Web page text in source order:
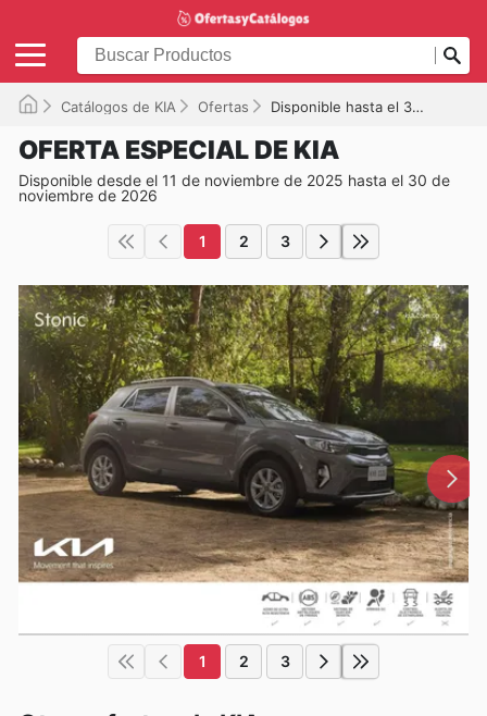
Catálogos de KIA Ofertas Disponible hasta el 30/11/2026
OFERTA ESPECIAL DE KIA
Disponible desde el 11 de noviembre de 2025 hasta el 30 de
noviembre de 2026
1 2 3
1 2 3